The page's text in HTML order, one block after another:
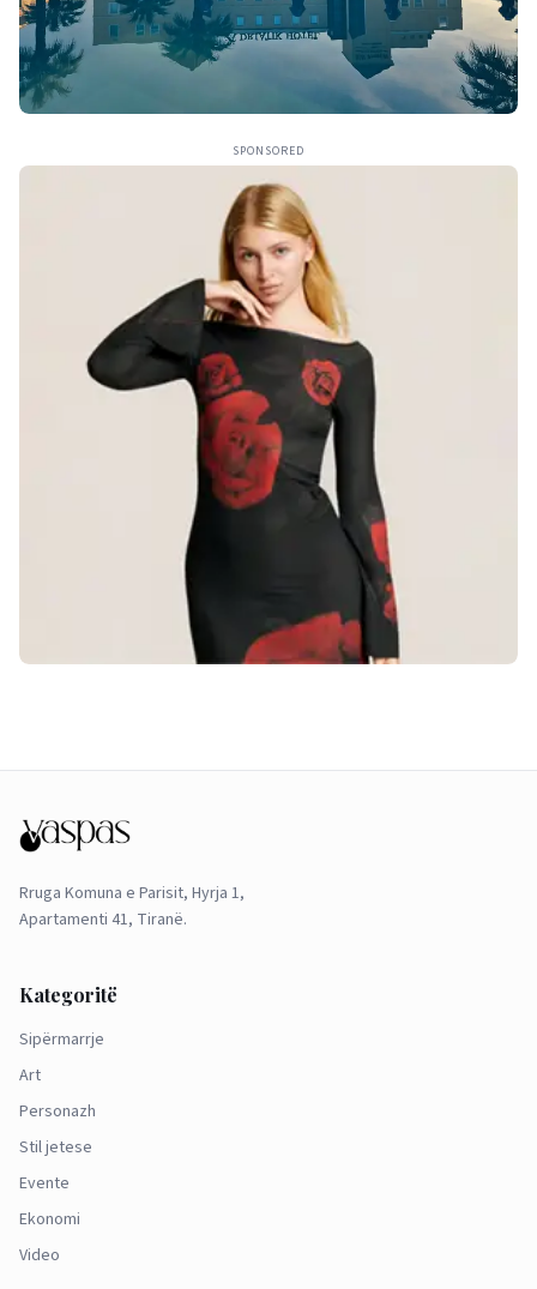
SPONSORED
Rruga Komuna e Parisit, Hyrja 1,
Apartamenti 41, Tiranë.
Kategoritë
Sipërmarrje
Art
Personazh
Stil jetese
Evente
Ekonomi
Video